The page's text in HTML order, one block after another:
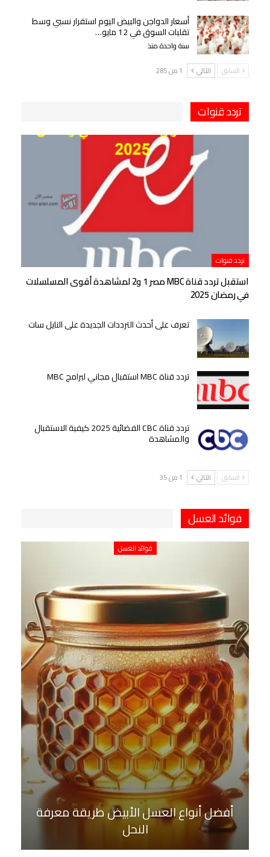
أسعار الدواجن والبيض اليوم استقرار نسبي وسط
تقلبات السوق في 12 مايو…
سنة واحدة منذ
السابق التالي 1 من 285
تردد قنوات
تردد قنوات
استقبل تردد قناة MBC مصر 1 و2 لمشاهدة أقوى المسلسلات
في رمضان 2025
تعرف على أحدث الترددات الجديدة على النايل سات
تردد قناة MBC استقبال مجاني لبرامج MBC
تردد قناة CBC الفضائية 2025 كيفية الاستقبال
والمشاهدة
السابق التالي 1 من 35
فوائد العسل
فوائد العسل
أفضل أنواع العسل الأبيض طريقة معرفة
النحل